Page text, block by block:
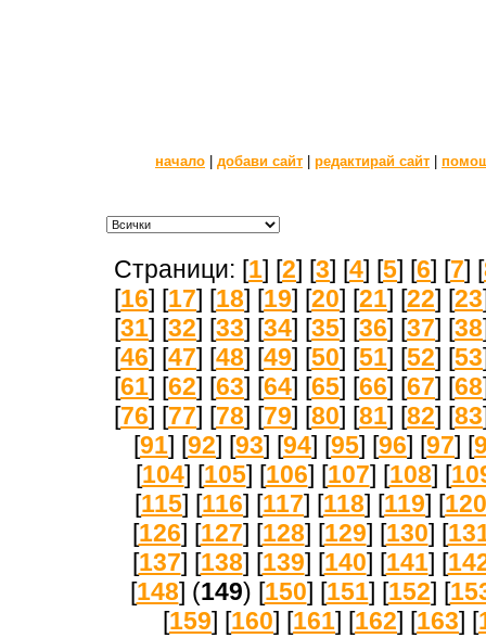
начало добави сайт редактирай сайт
Страници: [1] [2] [3] [4] [5] [6] [7] [
[16] [17] [18] [19] [20] [21] [22] [23
[31] [32] [33] [34] [35] [36] [37] [38
[46] [47] [48] [49] [50] [51] [52] [53
[61] [62] [63] [64] [65] [66] [67] [68
[76] [77] [78] [79] [80] [81] [82] [83
[91] [92] [93] [94] [95] [96] [97] [
[104] [105] [106] [107] [108] [
[115] [116] [117] [118] [119] [120
[126] [127] [128] [129] [130] [
[137] [138] [139] [140] [141] [
[148] (149) [150] [151] [152] [
[159] [160] [161] [162] [163] [